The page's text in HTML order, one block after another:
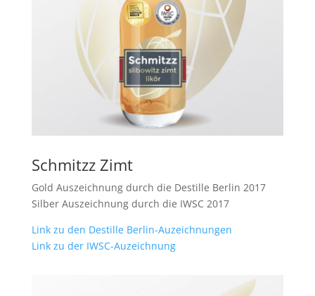
Schmitzz Zimt
Gold Auszeichnung durch die Destille Berlin 2017
Silber Auszeichnung durch die IWSC 2017
Link zu den Destille Berlin-Auzeichnungen
Link zu der IWSC-Auzeichnung